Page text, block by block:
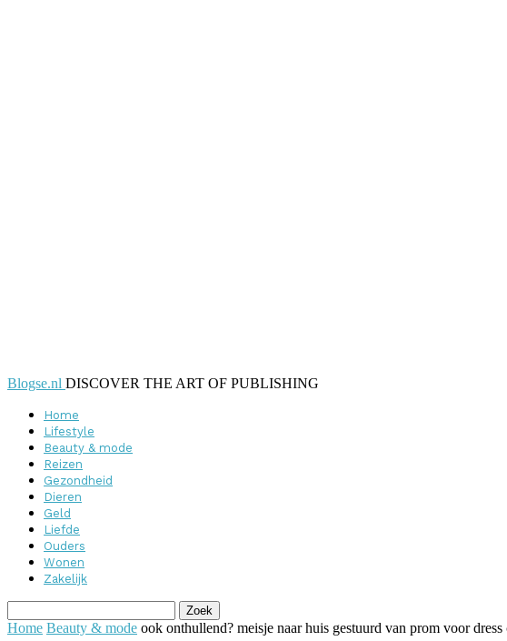
Blogse.nl DISCOVER THE ART OF PUBLISHING
Home
Lifestyle
Beauty & mode
Reizen
Gezondheid
Dieren
Geld
Liefde
Ouders
Wonen
Zakelijk
Home Beauty & mode ook onthullend? meisje naar huis gestuurd van prom voor